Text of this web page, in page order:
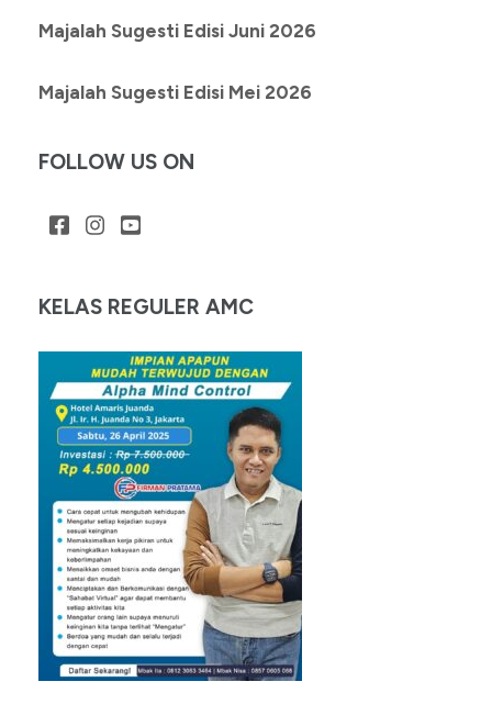
Majalah Sugesti Edisi Juni 2026
Majalah Sugesti Edisi Mei 2026
FOLLOW US ON
KELAS REGULER AMC